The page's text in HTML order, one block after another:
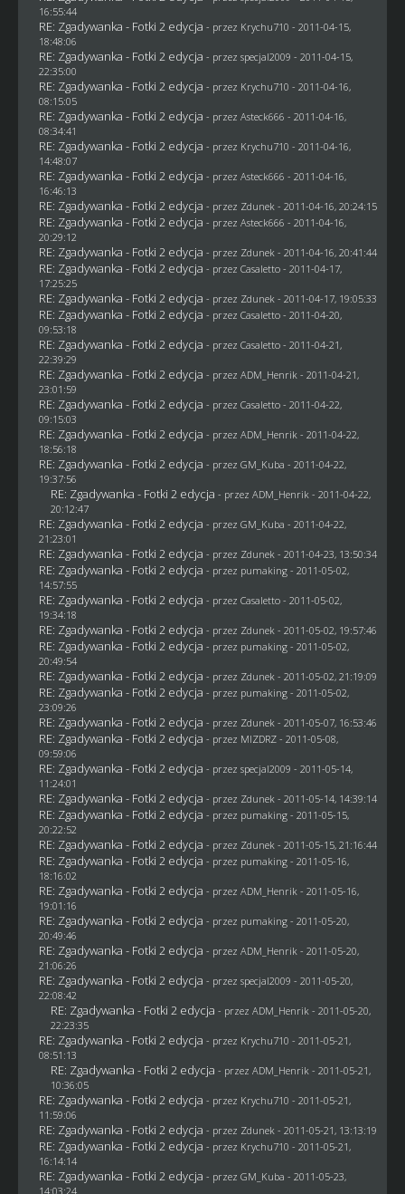
16:55:44
RE: Zgadywanka - Fotki 2 edycja - przez Krychu710 - 2011-04-15,
18:48:06
RE: Zgadywanka - Fotki 2 edycja - przez specjal2009 - 2011-04-15,
22:35:00
RE: Zgadywanka - Fotki 2 edycja - przez Krychu710 - 2011-04-16,
08:15:05
RE: Zgadywanka - Fotki 2 edycja - przez Asteck666 - 2011-04-16,
08:34:41
RE: Zgadywanka - Fotki 2 edycja - przez Krychu710 - 2011-04-16,
14:48:07
RE: Zgadywanka - Fotki 2 edycja - przez Asteck666 - 2011-04-16,
16:46:13
RE: Zgadywanka - Fotki 2 edycja - przez Zdunek - 2011-04-16, 20:24:15
RE: Zgadywanka - Fotki 2 edycja - przez Asteck666 - 2011-04-16,
20:29:12
RE: Zgadywanka - Fotki 2 edycja - przez Zdunek - 2011-04-16, 20:41:44
RE: Zgadywanka - Fotki 2 edycja - przez Casaletto- 2011-04-17,
17:25:25
RE: Zgadywanka - Fotki 2 edycja - przez Zdunek - 2011-04-17, 19:05:33
RE: Zgadywanka - Fotki 2 edycja - przez Casaletto- 2011-04-20,
09:53:18
RE: Zgadywanka - Fotki 2 edycja - przez Casaletto- 2011-04-21,
22:39:29
RE: Zgadywanka - Fotki 2 edycja - przez ADM_Henrik - 2011-04-21,
23:01:59
RE: Zgadywanka - Fotki 2 edycja - przez Casaletto- 2011-04-22,
09:15:03
RE: Zgadywanka - Fotki 2 edycja - przez ADM_Henrik - 2011-04-22,
18:56:18
RE: Zgadywanka - Fotki 2 edycja - przez GM_Kuba - 2011-04-22,
19:37:56
RE: Zgadywanka - Fotki 2 edycja - przez ADM_Henrik - 2011-04-22,
20:12:47
RE: Zgadywanka - Fotki 2 edycja - przez GM_Kuba - 2011-04-22,
21:23:01
RE: Zgadywanka - Fotki 2 edycja - przez Zdunek - 2011-04-23, 13:50:34
RE: Zgadywanka - Fotki 2 edycja - przez pumaking- 2011-05-02,
14:57:55
RE: Zgadywanka - Fotki 2 edycja - przez Casaletto- 2011-05-02,
19:34:18
RE: Zgadywanka - Fotki 2 edycja - przez Zdunek - 2011-05-02, 19:57:46
RE: Zgadywanka - Fotki 2 edycja - przez pumaking- 2011-05-02,
20:49:54
RE: Zgadywanka - Fotki 2 edycja - przez Zdunek - 2011-05-02, 21:19:09
RE: Zgadywanka - Fotki 2 edycja - przez pumaking- 2011-05-02,
23:09:26
RE: Zgadywanka - Fotki 2 edycja - przez Zdunek - 2011-05-07, 16:53:46
RE: Zgadywanka - Fotki 2 edycja - przez MIZDRZ- 2011-05-08,
09:59:06
RE: Zgadywanka - Fotki 2 edycja - przez specjal2009 - 2011-05-14,
11:24:01
RE: Zgadywanka - Fotki 2 edycja - przez Zdunek - 2011-05-14, 14:39:14
RE: Zgadywanka - Fotki 2 edycja - przez pumaking- 2011-05-15,
20:22:52
RE: Zgadywanka - Fotki 2 edycja - przez Zdunek - 2011-05-15, 21:16:44
RE: Zgadywanka - Fotki 2 edycja - przez pumaking- 2011-05-16,
18:16:02
RE: Zgadywanka - Fotki 2 edycja - przez ADM_Henrik - 2011-05-16,
19:01:16
RE: Zgadywanka - Fotki 2 edycja - przez pumaking- 2011-05-20,
20:49:46
RE: Zgadywanka - Fotki 2 edycja - przez ADM_Henrik - 2011-05-20,
21:06:26
RE: Zgadywanka - Fotki 2 edycja - przez specjal2009 - 2011-05-20,
22:08:42
RE: Zgadywanka - Fotki 2 edycja - przez ADM_Henrik - 2011-05-20,
22:23:35
RE: Zgadywanka - Fotki 2 edycja - przez Krychu710 - 2011-05-21,
08:51:13
RE: Zgadywanka - Fotki 2 edycja - przez ADM_Henrik - 2011-05-21,
10:36:05
RE: Zgadywanka - Fotki 2 edycja - przez Krychu710 - 2011-05-21,
11:59:06
RE: Zgadywanka - Fotki 2 edycja - przez Zdunek - 2011-05-21, 13:13:19
RE: Zgadywanka - Fotki 2 edycja - przez Krychu710 - 2011-05-21,
16:14:14
RE: Zgadywanka - Fotki 2 edycja - przez GM_Kuba - 2011-05-23,
14:03:24